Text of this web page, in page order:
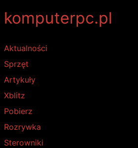
komputerpc.pl
Aktualności
Sprzęt
Artykuły
Xblitz
Pobierz
Rozrywka
Sterowniki